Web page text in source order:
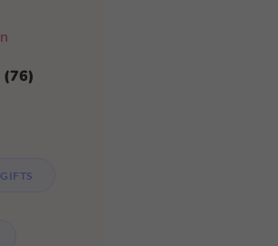
(76)
GIFTS